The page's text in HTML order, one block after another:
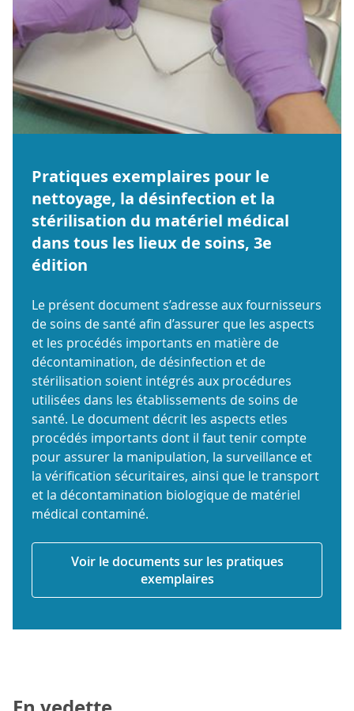
Pratiques exemplaires pour le
nettoyage, la désinfection et la
stérilisation du matériel médical
dans tous les lieux de soins, 3e
édition
Le présent document s’adresse aux fournisseurs
de soins de santé afin d’assurer que les aspects
et les procédés importants en matière de
décontamination, de désinfection et de
stérilisation soient intégrés aux procédures
utilisées dans les établissements de soins de
santé. Le document décrit les aspects etles
procédés importants dont il faut tenir compte
pour assurer la manipulation, la surveillance et
la vérification sécuritaires, ainsi que le transport
et la décontamination biologique de matériel
médical contaminé.
Voir le documents sur les pratiques
exemplaires